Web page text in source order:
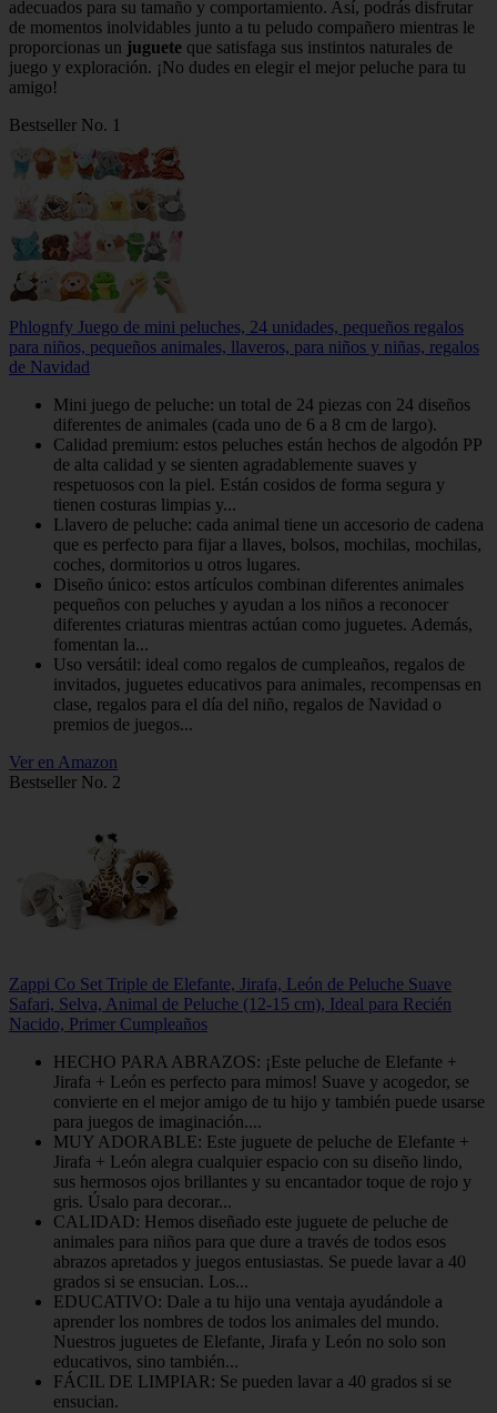
adecuados para su tamaño y comportamiento. Así, podrás disfrutar
de momentos inolvidables junto a tu peludo compañero mientras le
proporcionas un juguete que satisfaga sus instintos naturales de
juego y exploración. ¡No dudes en elegir el mejor peluche para tu
amigo!
Bestseller No. 1
Phlognfy Juego de mini peluches, 24 unidades, pequeños regalos
para niños, pequeños animales, llaveros, para niños y niñas, regalos
de Navidad
Mini juego de peluche: un total de 24 piezas con 24 diseños
diferentes de animales (cada uno de 6 a 8 cm de largo).
Calidad premium: estos peluches están hechos de algodón PP
de alta calidad y se sienten agradablemente suaves y
respetuosos con la piel. Están cosidos de forma segura y
tienen costuras limpias y...
Llavero de peluche: cada animal tiene un accesorio de cadena
que es perfecto para fijar a llaves, bolsos, mochilas, mochilas,
coches, dormitorios u otros lugares.
Diseño único: estos artículos combinan diferentes animales
pequeños con peluches y ayudan a los niños a reconocer
diferentes criaturas mientras actúan como juguetes. Además,
fomentan la...
Uso versátil: ideal como regalos de cumpleaños, regalos de
invitados, juguetes educativos para animales, recompensas en
clase, regalos para el día del niño, regalos de Navidad o
premios de juegos...
Ver en Amazon
Bestseller No. 2
Zappi Co Set Triple de Elefante, Jirafa, León de Peluche Suave
Safari, Selva, Animal de Peluche (12-15 cm), Ideal para Recién
Nacido, Primer Cumpleaños
HECHO PARA ABRAZOS: ¡Este peluche de Elefante +
Jirafa + León es perfecto para mimos! Suave y acogedor, se
convierte en el mejor amigo de tu hijo y también puede usarse
para juegos de imaginación....
MUY ADORABLE: Este juguete de peluche de Elefante +
Jirafa + León alegra cualquier espacio con su diseño lindo,
sus hermosos ojos brillantes y su encantador toque de rojo y
gris. Úsalo para decorar...
CALIDAD: Hemos diseñado este juguete de peluche de
animales para niños para que dure a través de todos esos
abrazos apretados y juegos entusiastas. Se puede lavar a 40
grados si se ensucian. Los...
EDUCATIVO: Dale a tu hijo una ventaja ayudándole a
aprender los nombres de todos los animales del mundo.
Nuestros juguetes de Elefante, Jirafa y León no solo son
educativos, sino también...
FÁCIL DE LIMPIAR: Se pueden lavar a 40 grados si se
ensucian.